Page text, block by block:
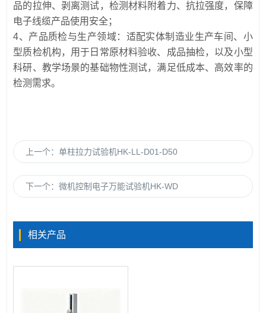
品的拉伸、剥离测试，检测材料附着力、抗拉强度，保障
电子线缆产品使用安全；
4、产品质检与生产领域：适配实体制造业生产车间、小
型质检机构，用于日常原材料验收、成品抽检，以及小型
科研、教学场景的基础物性测试，满足低成本、高效率的
检测需求。
上一个：单柱拉力试验机HK-LL-D01-D50
下一个：微机控制电子万能试验机HK-WD
相关产品